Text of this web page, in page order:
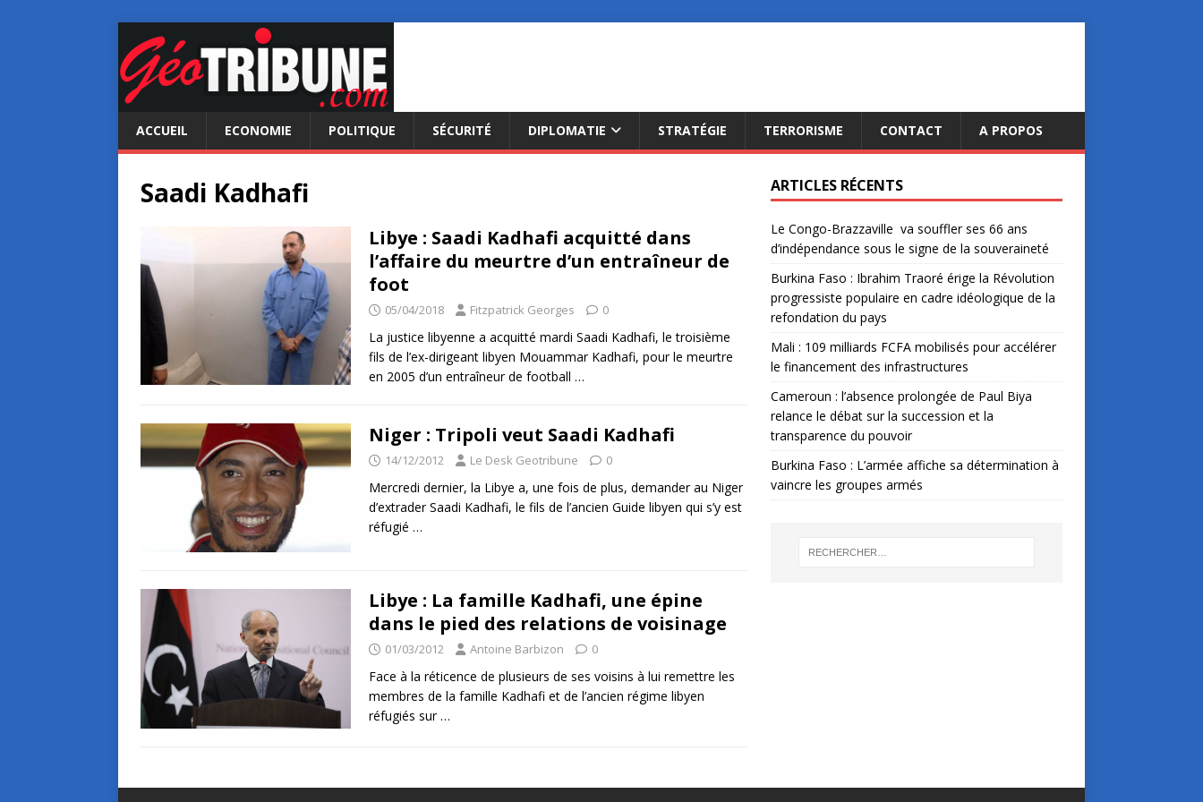
ACCUEIL ECONOMIE POLITIQUE SÉCURITÉ DIPLOMATIE STRATÉGIE TERRORISME CONTACT A PROPOS
Saadi Kadhafi
Libye : Saadi Kadhafi acquitté dans
l’affaire du meurtre d’un entraîneur de
foot
05/04/2018 Fitzpatrick Georges 0
La justice libyenne a acquitté mardi Saadi Kadhafi, le troisième
fils de l’ex-dirigeant libyen Mouammar Kadhafi, pour le meurtre
en 2005 d’un entraîneur de football …
Niger : Tripoli veut Saadi Kadhafi
14/12/2012 Le Desk Geotribune 0
Mercredi dernier, la Libye a, une fois de plus, demander au Niger
d’extrader Saadi Kadhafi, le fils de l’ancien Guide libyen qui s’y est
réfugié …
Libye : La famille Kadhafi, une épine
dans le pied des relations de voisinage
01/03/2012 Antoine Barbizon 0
Face à la réticence de plusieurs de ses voisins à lui remettre les
membres de la famille Kadhafi et de l’ancien régime libyen
réfugiés sur…
ARTICLES RÉCENTS
Le Congo-Brazzaville va souffler ses 66 ans
d’indépendance sous le signe de la souveraineté
Burkina Faso : Ibrahim Traoré érige la Révolution
progressiste populaire en cadre idéologique de la
refondation du pays
Mali : 109 milliards FCFA mobilisés pour accélérer
le financement des infrastructures
Cameroun : l’absence prolongée de Paul Biya
relance le débat sur la succession et la
transparence du pouvoir
Burkina Faso : L’armée affiche sa détermination à
vaincre les groupes armés